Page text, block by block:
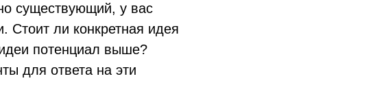
существующий, у вас
Стоит ли конкретная идея
потенциал выше?
для ответа на эти